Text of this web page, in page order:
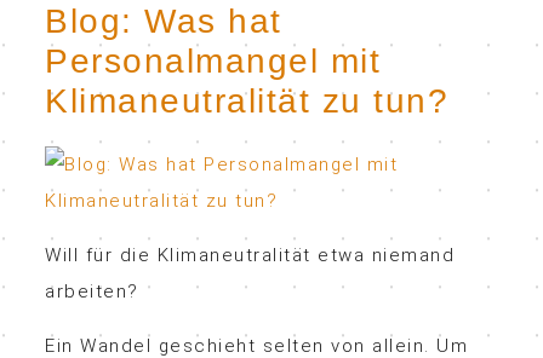
Blog: Was hat
Personalmangel mit
Klimaneutralität zu tun?
Will für die Klimaneutralität etwa niemand
arbeiten?
Ein Wandel geschieht selten von allein. Um